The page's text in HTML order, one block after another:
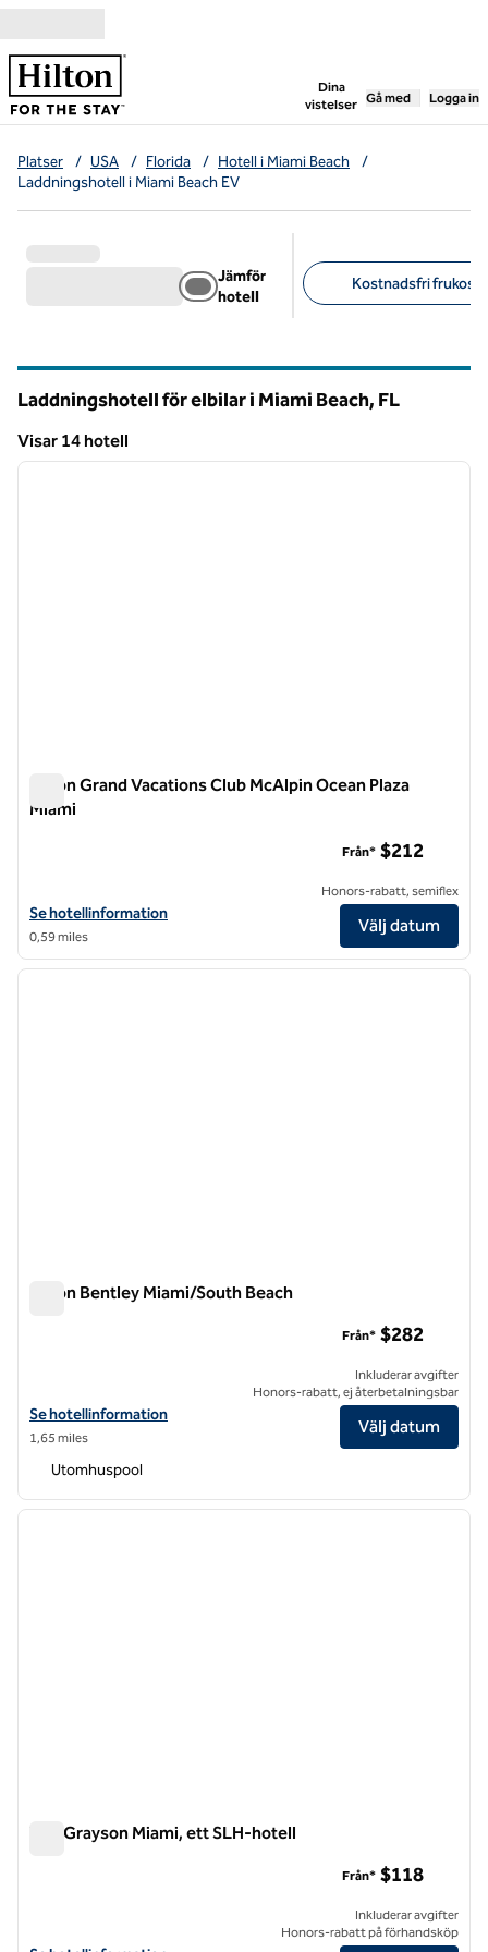
Dina
vistelser
,öppnar ny flik
Gå med Logga in
Platser / USA / Florida / Hotell i Miami Beach
/
Laddningshotell i Miami Beach EV
Jämför
hotell
Kostnadsfri frukost
Laddningshotell för elbilar i Miami Beach, FL
Visar 14 hotell
Visar 14 hotell
1 av 12
nästa
Hilton Grand Vacations Club McAlpin Ocean Plaza
Miami
Visa hotelluppgifter för Hilton Grand Vacations Club McAlpin Ocean
Se hotellinformation
0,59 miles
Från* $212
Honors-rabatt, semiflex
Välj datum
1/12
1 av 12
nästa
Hilton Bentley Miami/South Beach
Visa hotelluppgifter för Hilton Bentley Miami/South Beach
Se hotellinformation
1,65 miles
Från* $282
Inkluderar avgifter
Honors-rabatt, ej återbetalningsbar
Välj datum
Utomhuspool
1 av 8
nästa
The Grayson Miami, ett SLH-hotell
Från* $118
Inkluderar avgifter
Honors-rabatt på förhandsköp